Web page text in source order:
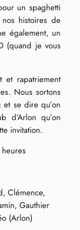
un spaghetti
histoires de
également, un
(quand je vous
et rapatriement
Nous sortons
se dire qu’on
d’Arlon qu’on
invitation.
heures
Clémence,
Gauthier
(Arlon)